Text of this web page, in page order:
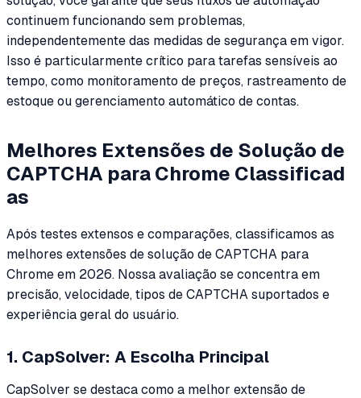
continuem funcionando sem problemas,
independentemente das medidas de segurança em vigor.
Isso é particularmente crítico para tarefas sensíveis ao
tempo, como monitoramento de preços, rastreamento de
estoque ou gerenciamento automático de contas.
Melhores Extensões de Solução de
CAPTCHA para Chrome Classificad
as
Após testes extensos e comparações, classificamos as
melhores extensões de solução de CAPTCHA para
Chrome em 2026. Nossa avaliação se concentra em
precisão, velocidade, tipos de CAPTCHA suportados e
experiência geral do usuário.
1. CapSolver: A Escolha Principal
CapSolver se destaca como a melhor extensão de